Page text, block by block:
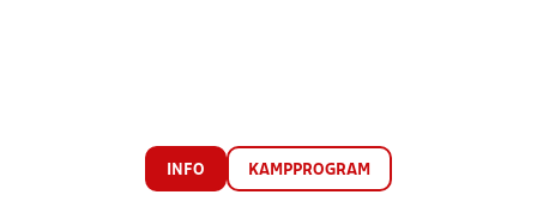
INFO KAMPPROGRAM